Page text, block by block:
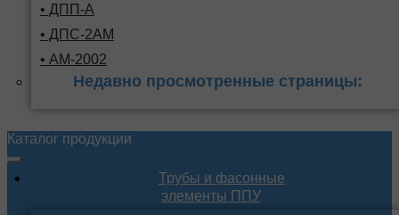
• ДПП-А
• ДПС-2АМ
• АМ-2002
Недавно просмотренные страницы:
Каталог продукции
Трубы и фасонные
элементы ППУ